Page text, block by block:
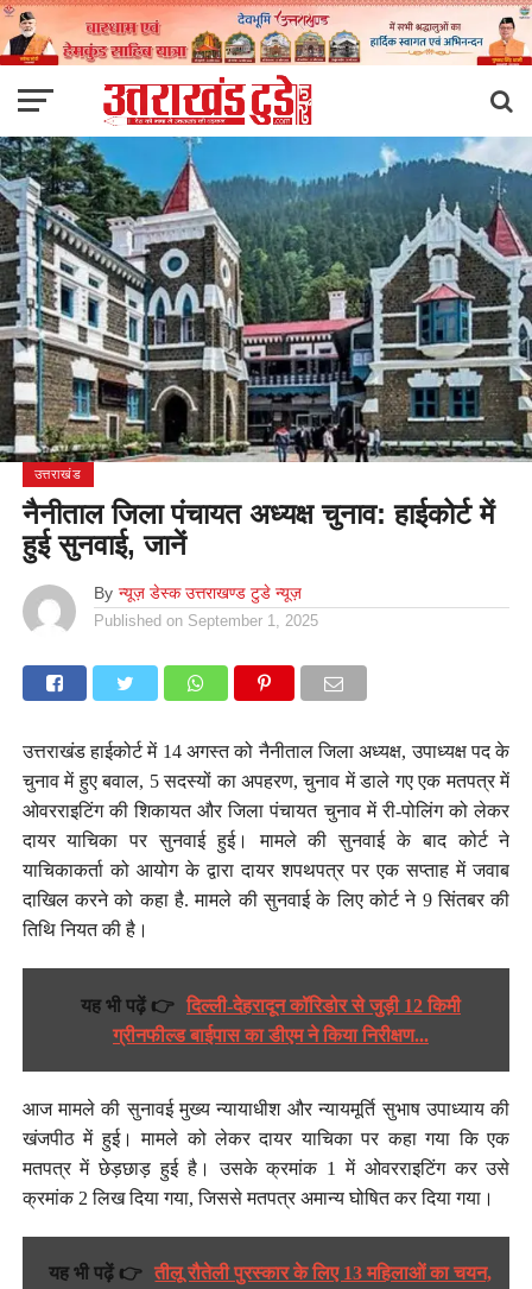
उत्तराखंड
नैनीताल जिला पंचायत अध्यक्ष चुनाव: हाईकोर्ट में
हुई सुनवाई, जानें
By न्यूज़ डेस्क उत्तराखण्ड टुडे न्यूज़
Published on September 1, 2025
उत्तराखंड हाईकोर्ट में 14 अगस्त को नैनीताल जिला अध्यक्ष, उपाध्यक्ष पद के
चुनाव में हुए बवाल, 5 सदस्यों का अपहरण, चुनाव में डाले गए एक मतपत्र में
ओवरराइटिंग की शिकायत और जिला पंचायत चुनाव में री-पोलिंग को लेकर
दायर याचिका पर सुनवाई हुई। मामले की सुनवाई के बाद कोर्ट ने
याचिकाकर्ता को आयोग के द्वारा दायर शपथपत्र पर एक सप्ताह में जवाब
दाखिल करने को कहा है. मामले की सुनवाई के लिए कोर्ट ने 9 सिंतबर की
तिथि नियत की है।
यह भी पढ़ें 👉 दिल्ली-देहरादून कॉरिडोर से जुड़ी 12 किमी
ग्रीनफील्ड बाईपास का डीएम ने किया निरीक्षण...
आज मामले की सुनावई मुख्य न्यायाधीश और न्यायमूर्ति सुभाष उपाध्याय की
खंजपीठ में हुई। मामले को लेकर दायर याचिका पर कहा गया कि एक
मतपत्र में छेड़छाड़ हुई है। उसके क्रमांक 1 में ओवरराइटिंग कर उसे
क्रमांक 2 लिख दिया गया, जिससे मतपत्र अमान्य घोषित कर दिया गया।
यह भी पढ़ें 👉
तीलू रौतेली पुरस्कार के लिए 13 महिलाओं का चयन,